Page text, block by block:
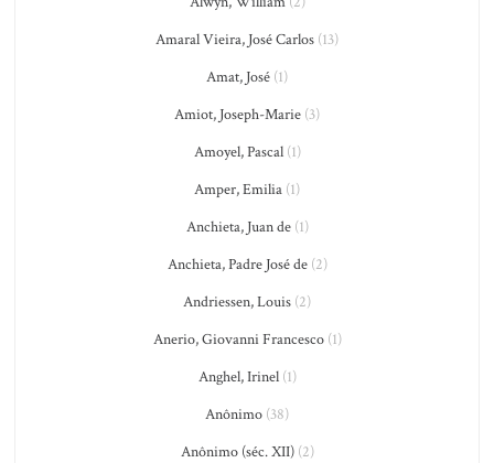
Amaral Vieira, José Carlos (13)
Amat, José (1)
Amiot, Joseph-Marie (3)
Amoyel, Pascal(1)
Amper, Emilia (1)
Anchieta, Juan de(1)
Anchieta, Padre José de(2)
Andriessen, Louis (2)
Anerio, Giovanni Francesco(1)
Anghel, Irinel(1)
Anônimo (38)
Anônimo (séc. XII)(2)